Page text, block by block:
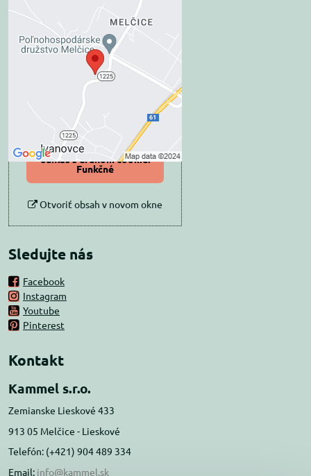
Externý obsah je
blokovaný Voľbami
súkromia
Prajete si načítať externý obsah?
Povoliť tentokrát
Povoliť a zapamätať -
súhlas s druhom cookie:
Funkčné
Otvoriť obsah v novom okne
Sledujte nás
Facebook
Instagram
Youtube
Pinterest
Kontakt
Kammel s.r.o.
Zemianske Lieskové 433
913 05 Melčice - Lieskové
Telefón: (+421) 904 489 334
Email: info@kammel.sk